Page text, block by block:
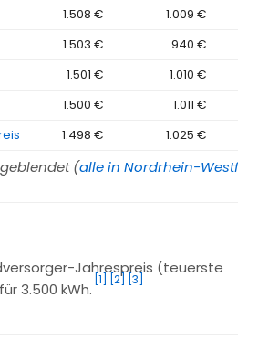
1.508 € 1.009 €
1.503 € 940 €
1.501 € 1.010 €
1.500 € 1.011 €
1.498 € 1.025 €
(alle in Nordrhein-
Jahrespreis (teuerste
3.500 kWh.
[1] [2] [3]